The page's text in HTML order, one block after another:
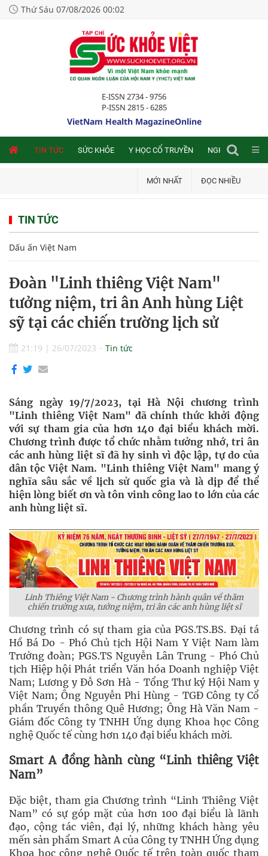
Thứ Sáu 07/08/2026 00:02
E-ISSN 2734 - 9756
P-ISSN 2815 - 6285
VietNam Health MagazineOnline
TIN TỨC SỨC KHỎE Y HỌC CỔ TRUYỀN NGHIÊN CỨU
MỚI NHẤT ĐỌC NHIỀU
TIN TỨC
Dấu ấn Việt Nam
Đoàn "Linh thiêng Việt Nam"
tưởng niệm, tri ân Anh hùng Liệt
sỹ tại các chiến trường lịch sử
21:19 | 26/07/2023 Tin tức
Sáng ngày 19/7/2023, tại Hà Nội chương trình
"Linh thiêng Việt Nam" đã chính thức khởi động
với sự tham gia của hơn 140 đại biểu khách mời.
Chương trình được tổ chức nhằm tưởng nhớ, tri ân
các anh hùng liệt sĩ đã hy sinh vì độc lập, tự do của
dân tộc Việt Nam. "Linh thiêng Việt Nam" mang ý
nghĩa sâu sắc về lịch sử quốc gia và là dịp để thể
hiện lòng biết ơn và tôn vinh công lao to lớn của các
anh hùng liệt sĩ.
Linh Thiêng Việt Nam - Chương trình hành quân về thăm
chiến trường xưa, tưởng niệm, tri ân các anh hùng liệt sĩ
Chương trình có sự tham gia của PGS.TS.BS. Đại tá
Hồ Bá Do - Phó Chủ tịch Hội Nam Y Việt Nam làm
Trưởng đoàn; PGS.TS Nguyễn Lân Trung - Phó Chủ
tịch Hiệp hội Phát triển Văn hóa Doanh nghiệp Việt
Nam; Lương y Đỗ Sơn Hà - Tổng Thư ký Hội Nam y
Việt Nam; Ông Nguyễn Phi Hùng - TGĐ Công ty Cổ
phần Truyền thông Quê Hương; Ông Hà Văn Nam -
Giám đốc Công ty TNHH Ứng dụng Khoa học Công
nghệ Quốc tế cùng hơn 140 đại biểu khách mời.
Smart A đồng hành cùng “Linh thiêng Việt
Nam”
Đặc biệt, tham gia Chương trình “Linh Thiêng Việt
Nam” có sự góp mặt của hơn 100 đại biểu là lãnh
đạo, cộng tác viên, đại lý, những khách hàng yêu
mến sản phẩm Smart A của Công ty TNHH Ứng dụng
Khoa học công nghệ Quốc tế trên toàn quốc tham